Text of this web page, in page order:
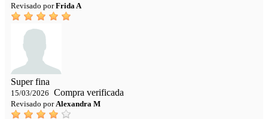
Revisado porFrida A
Super fina
15/03/2026 Compra verificada
Revisado por Alexandra M